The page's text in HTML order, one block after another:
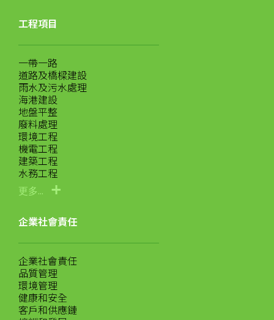
工程項目
一帶一路
道路及橋樑建設
雨水及污水處理
海港建設
地盤平整
廢料處理
環境工程
機電工程
建築工程
水務工程
更多...
企業社會責任
企業社會責任
品質管理
環境管理
健康和安全
客戶和供應鏈